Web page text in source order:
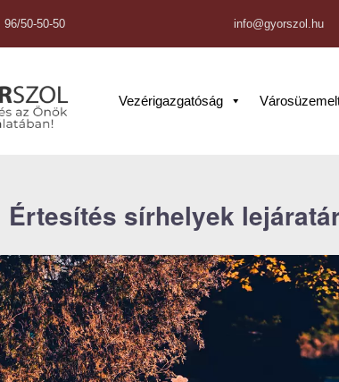
50-50-50 info@gyorszol.hu
Vezérigazgatóság
Értesítés sírhelyek